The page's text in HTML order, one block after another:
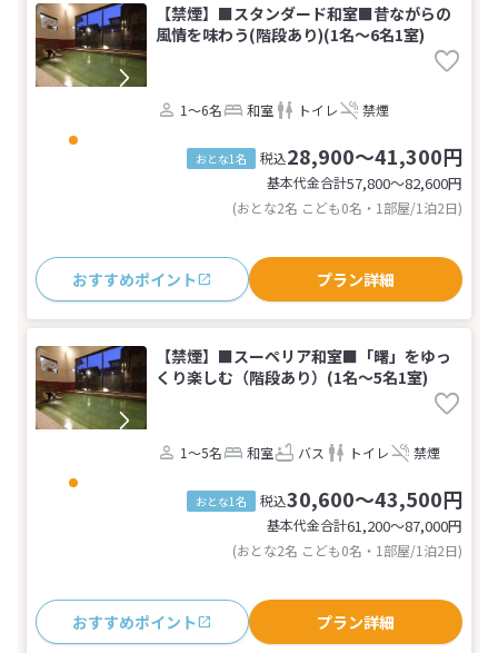
【禁煙】■スタンダード和室■昔ながらの
風情を味わう(階段あり)(1名～6名1室)
1～6名 和室 トイレ 禁煙
おとな1名 税込28,900～41,300円
基本代金合計57,800〜82,600円
(おとな2名 こども0名・1部屋/1泊2日)
おすすめポイント プラン詳細
【禁煙】■スーペリア和室■「曙」をゆっ
くり楽しむ（階段あり）(1名～5名1室)
1～5名 和室 バス トイレ 禁煙
おとな1名 税込30,600～43,500円
基本代金合計61,200〜87,000円
(おとな2名 こども0名・1部屋/1泊2日)
おすすめポイント プラン詳細